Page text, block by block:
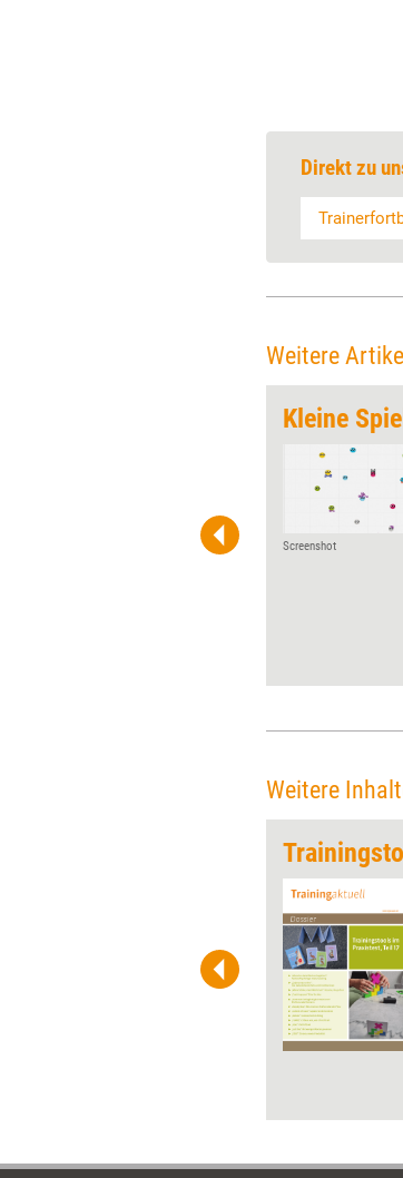
Direkt zu
Weitere
für Trainer. Trotzdem werden
Kleine
Screenshot
Weitere